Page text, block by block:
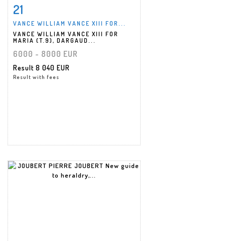
21
VANCE WILLIAM VANCE XIII FOR...
VANCE WILLIAM VANCE XIII FOR
MARIA (T.9), DARGAUD...
6000 - 8000 EUR
Result 8 040 EUR
Result with fees